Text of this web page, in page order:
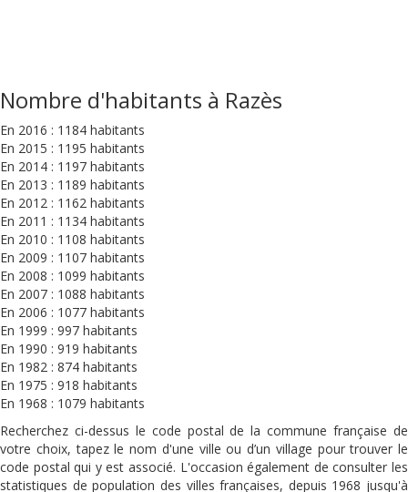
Nombre d'habitants à Razès
En 2016 : 1184 habitants
En 2015 : 1195 habitants
En 2014 : 1197 habitants
En 2013 : 1189 habitants
En 2012 : 1162 habitants
En 2011 : 1134 habitants
En 2010 : 1108 habitants
En 2009 : 1107 habitants
En 2008 : 1099 habitants
En 2007 : 1088 habitants
En 2006 : 1077 habitants
En 1999 : 997 habitants
En 1990 : 919 habitants
En 1982 : 874 habitants
En 1975 : 918 habitants
En 1968 : 1079 habitants
Recherchez ci-dessus le code postal de la commune française de
votre choix, tapez le nom d'une ville ou d’un village pour trouver le
code postal qui y est associé. L'occasion également de consulter les
statistiques de population des villes françaises, depuis 1968 jusqu'à